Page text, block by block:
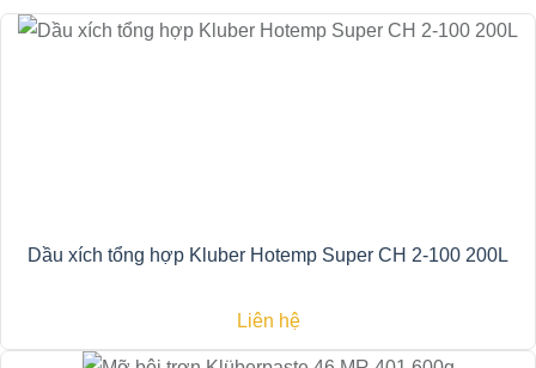
Dầu xích tổng hợp Kluber Hotemp Super CH 2-100 200L
Liên hệ